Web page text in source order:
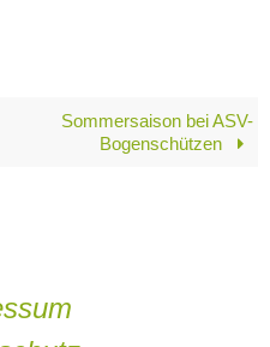
Sommersaison bei ASV-
Bogenschützen